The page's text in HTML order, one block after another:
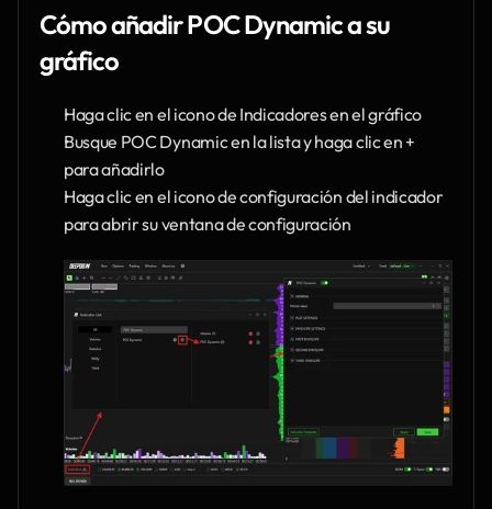
Cómo añadir POC Dynamic a su
gráfico
Haga clic en el icono de Indicadores en el gráfico
Busque POC Dynamic en la lista y haga clic en +
para añadirlo
Haga clic en el icono de configuración del indicador
para abrir su ventana de configuración